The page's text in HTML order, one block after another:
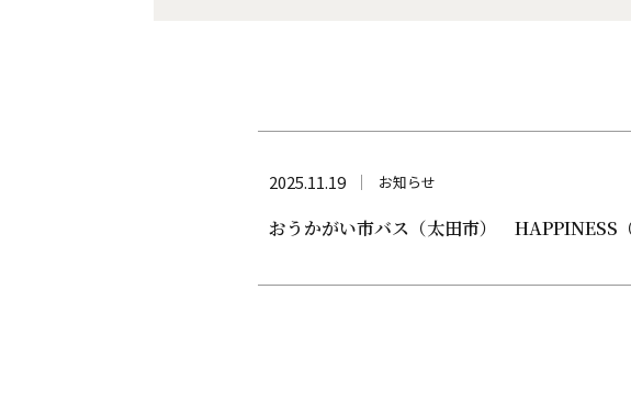
2025.11.19 お知らせ
おうかがい市バス（太田市） HAPPINESS